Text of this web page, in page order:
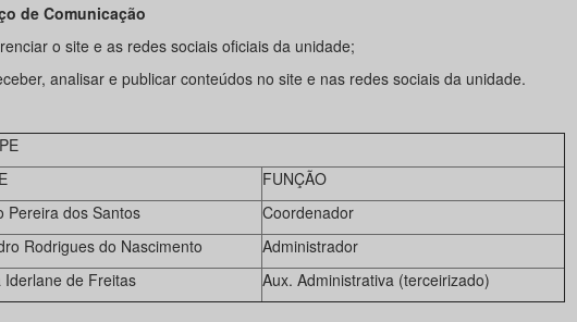
de Comunicação
o site e as redes sociais oficiais da unidade;
analisar e publicar conteúdos no site e nas redes sociais da unidade.
FUNÇÃO
Pereira dos Santos
Coordenador
Rodrigues do Nascimento
Administrador
Iderlane de Freitas
Aux. Administrativa (terceirizado)